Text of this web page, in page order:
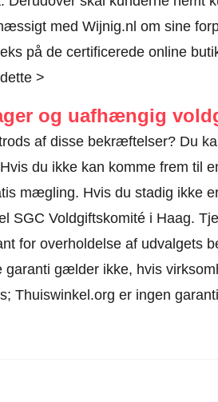
med Wijnig.nl om sine
på de certificerede online
>
og uafhængig
af disse bekræftelser? Du
du ikke kan komme frem til
mægling. Hvis du stadig ikke
SGC Voldgiftskomité i Haag.
for overholdelse af udvalgets
garanti gælder ikke, hvis
Thuiswinkel.org er ingen